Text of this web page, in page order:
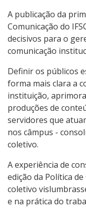
A publicação da
Comunicação do
decisivos para o
comunicação
Definir os públicos
forma mais clara a
instituição,
produções de
servidores que
nos câmpus -
coletivo.
A experiência de
edição da Política
coletivo
e na prática do